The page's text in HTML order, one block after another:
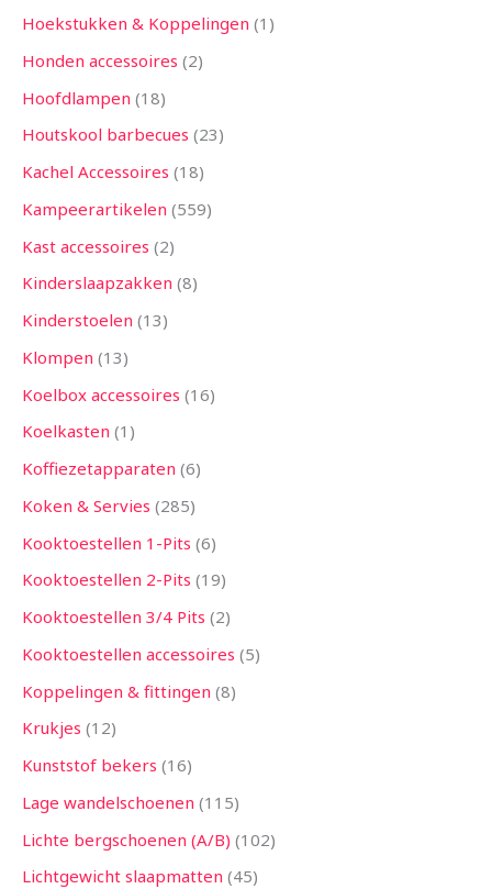
Hoekstukken & Koppelingen 1
Honden accessoires 2
Hoofdlampen 18
Houtskool barbecues 23
Kachel Accessoires 18
Kampeerartikelen 559
Kast accessoires 2
Kinderslaapzakken 8
Kinderstoelen 13
Klompen 13
Koelbox accessoires 16
Koelkasten 1
Koffiezetapparaten 6
Koken & Servies 285
Kooktoestellen 1-Pits 6
Kooktoestellen 2-Pits 19
Kooktoestellen 3/4 Pits 2
Kooktoestellen accessoires 5
Koppelingen & fittingen 8
Krukjes 12
Kunststof bekers 16
Lage wandelschoenen 115
Lichte bergschoenen (A/B) 102
Lichtgewicht slaapmatten 45